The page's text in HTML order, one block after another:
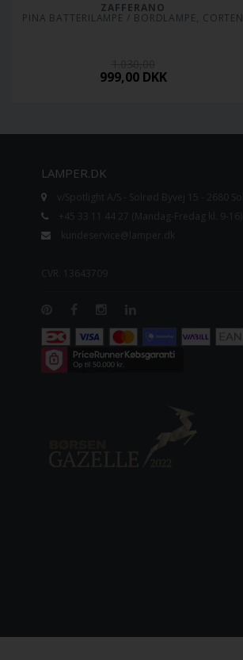
ZAFFERANO
PINA BATTERILAMPE / BORDLAMPE, CORTEN
999,00 DKK
LAMPER.DK